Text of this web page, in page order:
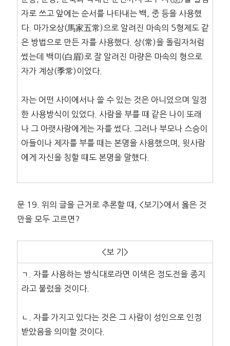
자로 쓰고 앞에는 순서를 나타내는 백, 중 등을 사용했
다. 마가오상(馬家五常)으로 알려진 마속의 5형제도 같
은 방법으로 만든 자를 사용했다. 상(常)을 돌림자처럼
썼는데 백미(白眉)로 잘 알려진 마량은 마속의 형으로
자가 계상(季常)이었다.
자는 어떤 사이에서나 쓸 수 있는 것은 아니었으며 일정
한 사용방식이 있었다. 사람을 부를 때 같은 나이 또래
나 그 아랫사람에게는 자를 썼다. 그러나 부모나 스승이
아들이나 제자를 부를 때는 본명을 사용했으며, 윗사람
에게 자신을 칭할 때도 본명을 말했다.
문 19. 위의 글을 근거로 추론할 때, <보기>에서 옳은 것
만을 모두 고르면?
<보 기>
ㄱ. 자를 사용하는 방식대로라면 이색은 정도전을 종지
라고 불렀을 것이다.
ㄴ. 자를 가지고 있다는 것은 그 사람이 성인으로 인정
받았음을 의미할 것이다.